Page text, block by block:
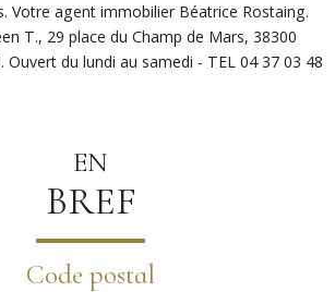
Votre agent immobilier Béatrice Rostaing.
T., 29 place du Champ de Mars, 38300
Ouvert du lundi au samedi - TEL 04 37 03 48
EN
BREF
Code postal